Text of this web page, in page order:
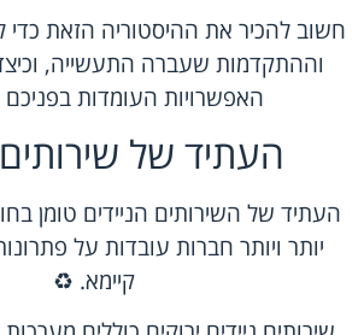
חשוב להכיר את ההיסטוריה הזאת כדי
וההתקדמות שעברה התעשייה,
האפשרויות העומדות בפניכם
העתיד של שירותים
העתיד של השירותים הניידים טומן
יותר ויותר חברות עובדות על
קיימא. ♻️